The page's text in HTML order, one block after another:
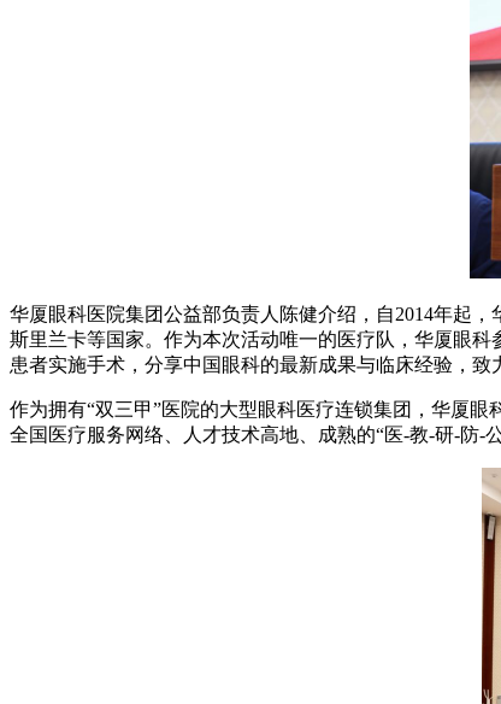
华厦眼科医院集团公益部负责人陈健介绍，自2014年起
斯里兰卡等国家。作为本次活动唯一的医疗队，华厦眼
患者实施手术，分享中国眼科的最新成果与临床经验，致
作为拥有“双三甲”医院的大型眼科医疗连锁集团，华厦
全国医疗服务网络、人才技术高地、成熟的“医-教-研-防-